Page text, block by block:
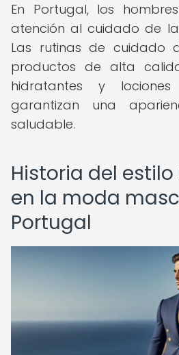
En Portugal, los
atención al cuidado de
Las rutinas de cuidado
productos de alta
hidratantes y
garantizan una
saludable.
Historia del
en la moda
Portugal